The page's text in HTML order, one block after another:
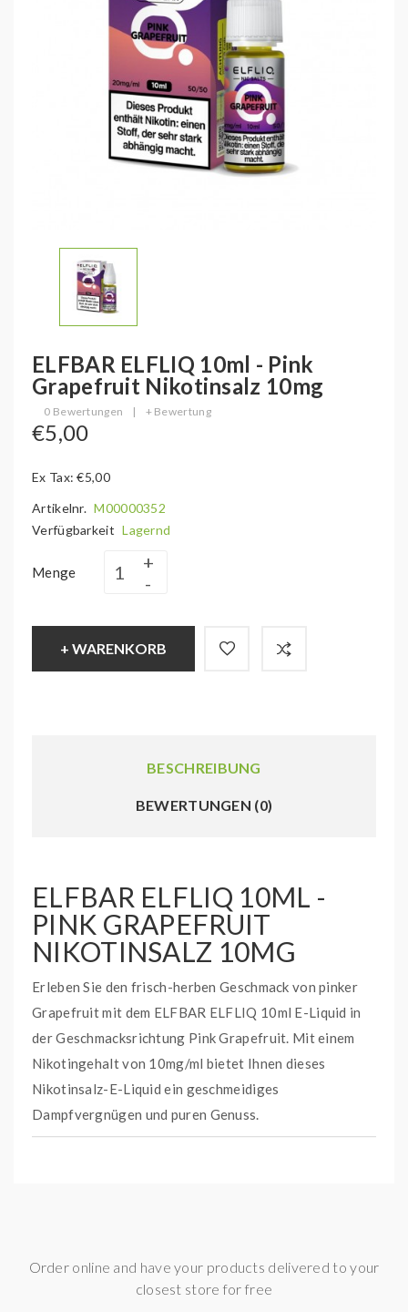
ELFBAR ELFLIQ 10ml - Pink
Grapefruit Nikotinsalz 10mg
0 Bewertungen | + Bewertung
€5,00
Ex Tax: €5,00
Artikelnr. M00000352
Verfügbarkeit Lagernd
Menge
+ WARENKORB
BESCHREIBUNG
BEWERTUNGEN (0)
ELFBAR ELFLIQ 10ML -
PINK GRAPEFRUIT
NIKOTINSALZ 10MG
Erleben Sie den frisch-herben Geschmack von pinker
Grapefruit mit dem ELFBAR ELFLIQ 10ml E-Liquid in
der Geschmacksrichtung Pink Grapefruit. Mit einem
Nikotingehalt von 10mg/ml bietet Ihnen dieses
Nikotinsalz-E-Liquid ein geschmeidiges
Dampfvergnügen und puren Genuss.
Order online and have your products delivered to your
closest store for free